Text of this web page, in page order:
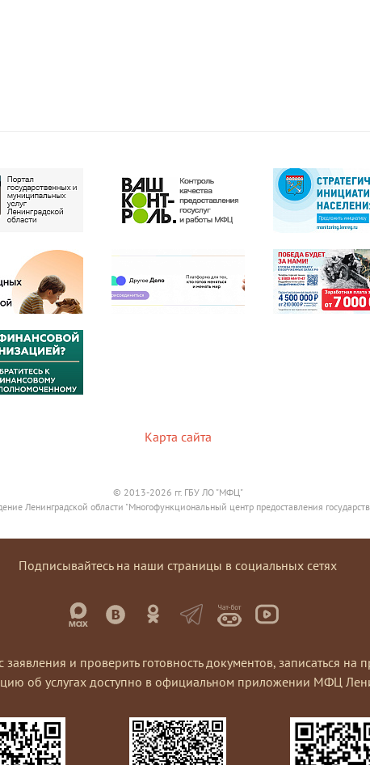
Карта сайта
© 2013-2026 гг. ГБУ ЛО "МФЦ"
Ленинградской области "Многофункциональный центр предоставления
Подписывайтесь на наши страницы в социальных сетях
заявления и проверить готовность документов, записаться
об услугах доступно в официальном приложении МФЦ